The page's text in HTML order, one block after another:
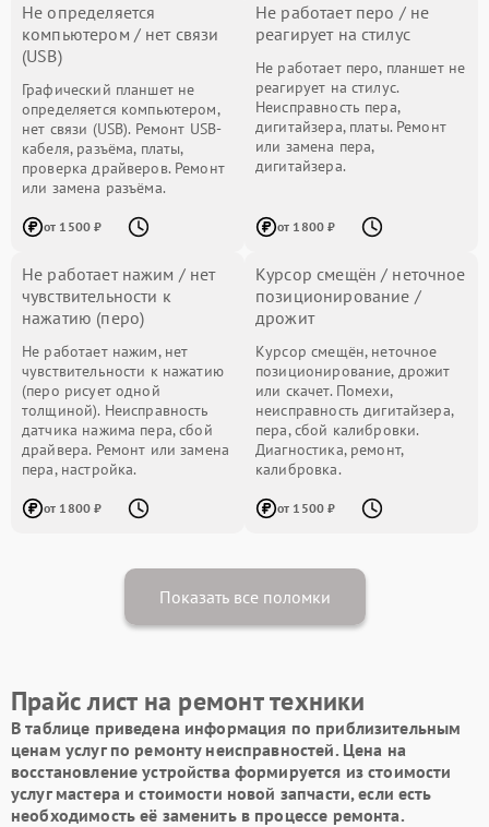
Не определяется
компьютером / нет связи
(USB)
Графический планшет не
определяется компьютером,
нет связи (USB). Ремонт USB-
кабеля, разъёма, платы,
проверка драйверов. Ремонт
или замена разъёма.
от 1500 ₽
Не работает перо / не
реагирует на стилус
Не работает перо, планшет не
реагирует на стилус.
Неисправность пера,
дигитайзера, платы. Ремонт
или замена пера,
дигитайзера.
от 1800 ₽
Не работает нажим / нет
чувствительности к
нажатию (перо)
Не работает нажим, нет
чувствительности к нажатию
(перо рисует одной
толщиной). Неисправность
датчика нажима пера, сбой
драйвера. Ремонт или замена
пера, настройка.
от 1800 ₽
Курсор смещён / неточное
позиционирование /
дрожит
Курсор смещён, неточное
позиционирование, дрожит
или скачет. Помехи,
неисправность дигитайзера,
пера, сбой калибровки.
Диагностика, ремонт,
калибровка.
от 1500 ₽
Показать все поломки
Прайс лист на ремонт техники
В таблице приведена информация по приблизительным
ценам услуг по ремонту неисправностей. Цена на
восстановление устройства формируется из стоимости
услуг мастера и стоимости новой запчасти, если есть
необходимость её заменить в процессе ремонта.